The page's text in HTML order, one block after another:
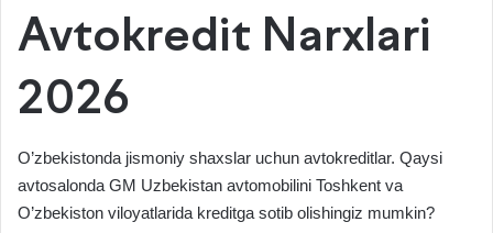
Avtokredit Narxlari
2026
O’zbekistonda jismoniy shaxslar uchun avtokreditlar. Qaysi
avtosalonda GM Uzbekistan avtomobilini Toshkent va
O’zbekiston viloyatlarida kreditga sotib olishingiz mumkin?